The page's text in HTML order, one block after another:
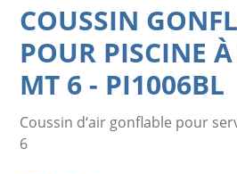
COUSSIN
POUR PISCINE
MT 6 - PI1006BL
Coussin d‘air gonflable pour
6